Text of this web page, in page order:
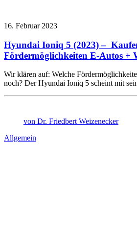
16. Februar 2023
Hyundai Ioniq 5 (2023) –
Fördermöglichkeiten E-Autos +
Wir klären auf: Welche
noch? Der Hyundai Ioniq 5 scheint mit
von Dr. Friedbert Weizenecker
Allgemein